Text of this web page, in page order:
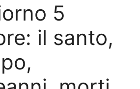
5
il santo,